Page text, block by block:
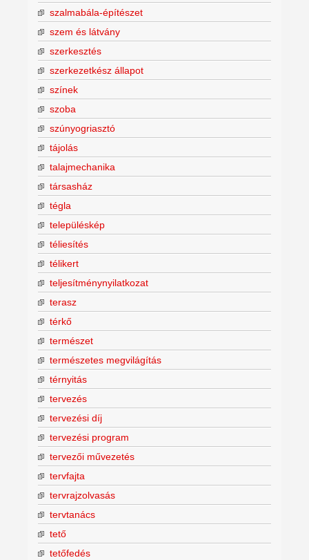
szalmabála-építészet
szem és látvány
szerkesztés
szerkezetkész állapot
színek
szoba
szúnyogriasztó
tájolás
talajmechanika
társasház
tégla
településkép
téliesítés
télikert
teljesítménynyilatkozat
terasz
térkő
természet
természetes megvilágítás
térnyitás
tervezés
tervezési díj
tervezési program
tervezői művezetés
tervfajta
tervrajzolvasás
tervtanács
tető
tetőfedés